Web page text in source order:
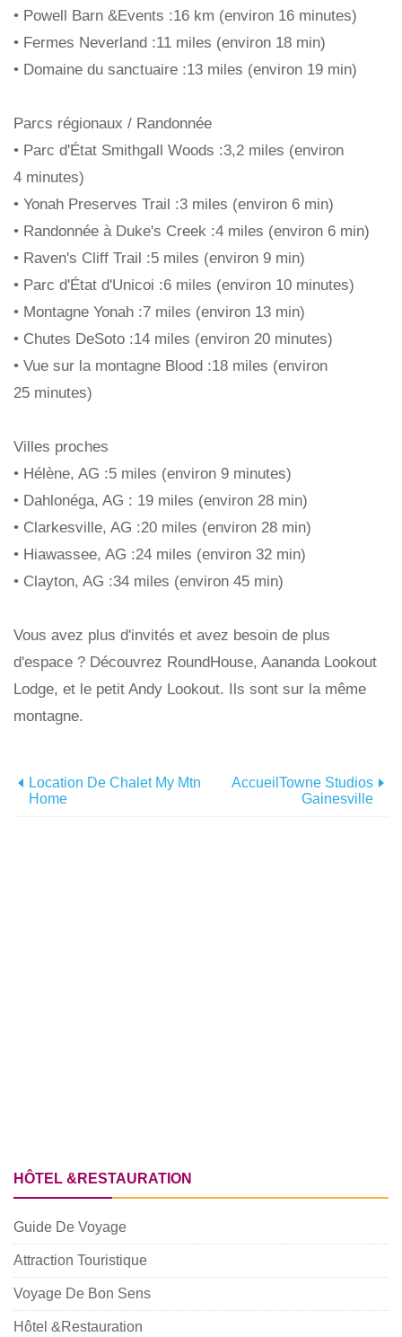
• Powell Barn &Events :16 km (environ 16 minutes)
• Fermes Neverland :11 miles (environ 18 min)
• Domaine du sanctuaire :13 miles (environ 19 min)
Parcs régionaux / Randonnée
• Parc d'État Smithgall Woods :3,2 miles (environ
4 minutes)
• Yonah Preserves Trail :3 miles (environ 6 min)
• Randonnée à Duke's Creek :4 miles (environ 6 min)
• Raven's Cliff Trail :5 miles (environ 9 min)
• Parc d'État d'Unicoi :6 miles (environ 10 minutes)
• Montagne Yonah :7 miles (environ 13 min)
• Chutes DeSoto :14 miles (environ 20 minutes)
• Vue sur la montagne Blood :18 miles (environ
25 minutes)
Villes proches
• Hélène, AG :5 miles (environ 9 minutes)
• Dahlonéga, AG : 19 miles (environ 28 min)
• Clarkesville, AG :20 miles (environ 28 min)
• Hiawassee, AG :24 miles (environ 32 min)
• Clayton, AG :34 miles (environ 45 min)
Vous avez plus d'invités et avez besoin de plus
d'espace ? Découvrez RoundHouse, Aananda Lookout
Lodge, et le petit Andy Lookout. Ils sont sur la même
montagne.
Location De Chalet My Mtn
Home
AccueilTowne Studios
Gainesville
HÔTEL &RESTAURATION
Guide De Voyage
Attraction Touristique
Voyage De Bon Sens
Hôtel &Restauration